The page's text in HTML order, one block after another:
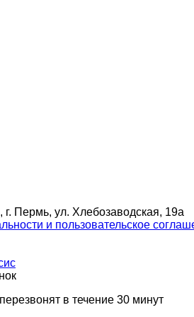
Пермь, ул. Хлебозаводская, 19а
и пользовательское
в течение 30 минут